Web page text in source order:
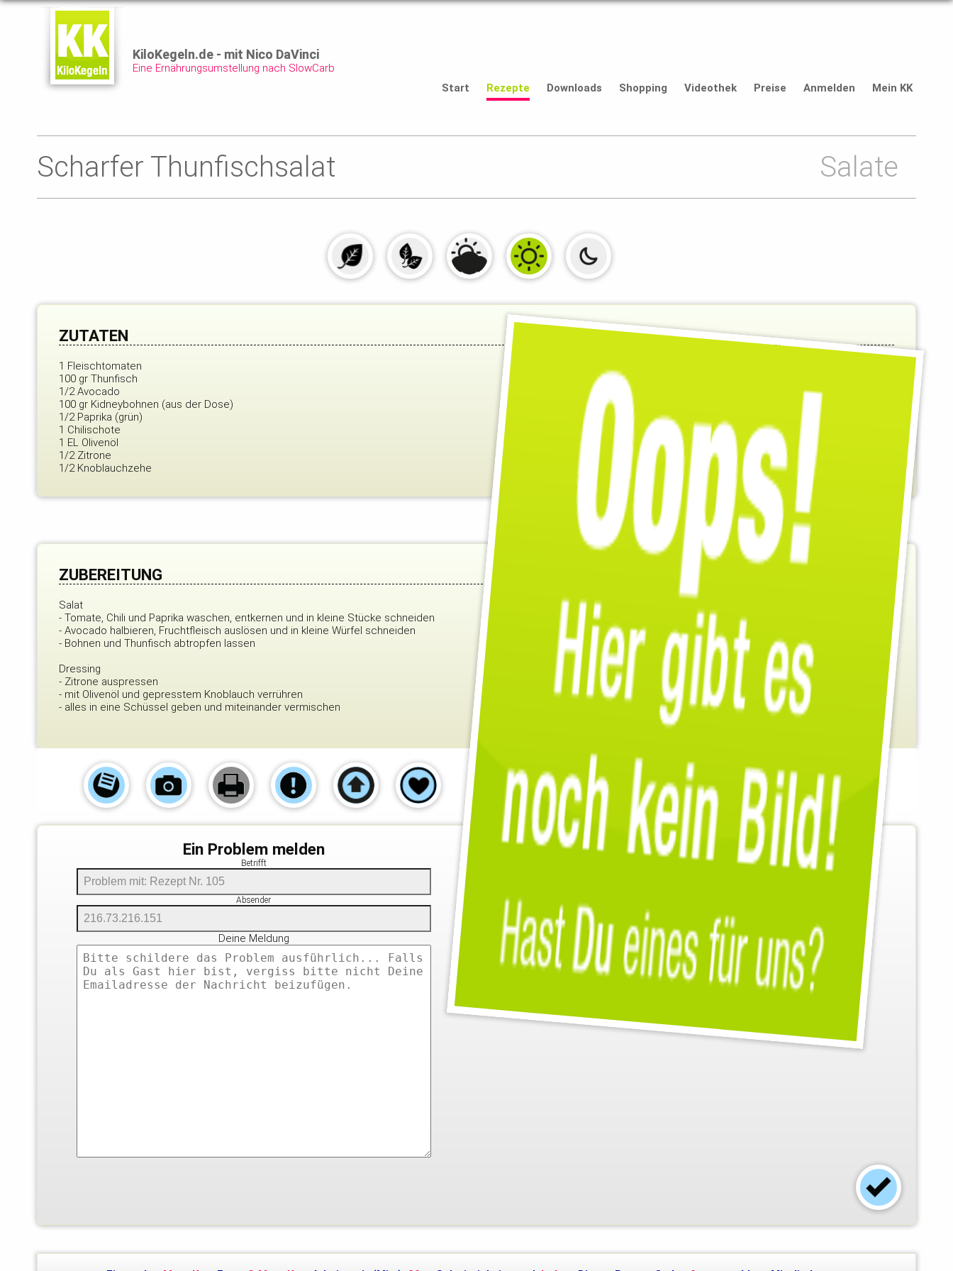
KiloKegeln.de - mit Nico DaVinci
Eine Ernährungsumstellung nach SlowCarb
Start
Rezepte Downloads Shopping Videothek Preise Anmelden Mein KK
Scharfer Thunfischsalat Salate
ZUTATEN
1 Fleischtomaten
100 gr Thunfisch
1/2 Avocado
100 gr Kidneybohnen (aus der Dose)
1/2 Paprika (grün)
1 Chilischote
1 EL Olivenöl
1/2 Zitrone
1/2 Knoblauchzehe
ZUBEREITUNG
Salat
- Tomate, Chili und Paprika waschen, entkernen und in kleine Stücke schneiden
- Avocado halbieren, Fruchtfleisch auslösen und in kleine Würfel schneiden
- Bohnen und Thunfisch abtropfen lassen
Dressing
- Zitrone auspressen
- mit Olivenöl und gepresstem Knoblauch verrühren
- alles in eine Schüssel geben und miteinander vermischen
Ein Problem melden
Betrifft
Absender
Deine Meldung